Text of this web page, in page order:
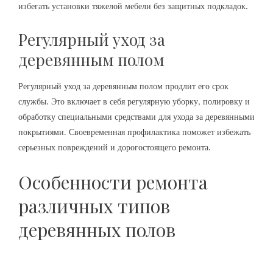
избегать установки тяжелой мебели без защитных подкладок.
Регулярный уход за
деревянным полом
Регулярный уход за деревянным полом продлит его срок
службы. Это включает в себя регулярную уборку‚ полировку и
обработку специальными средствами для ухода за деревянными
покрытиями. Своевременная профилактика поможет избежать
серьезных повреждений и дорогостоящего ремонта.
Особенности ремонта
различных типов
деревянных полов